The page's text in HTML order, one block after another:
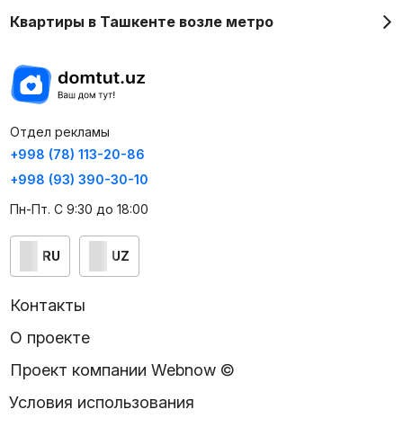
Квартиры в Ташкенте возле метро
Отдел рекламы
+998 (78) 113-20-86
+998 (93) 390-30-10
Пн-Пт. С 9:30 до 18:00
RU UZ
Контакты
О проекте
Проект компании Webnow ©
Условия использования